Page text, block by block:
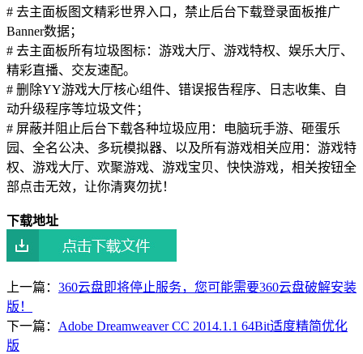
# 去主面板图文精彩世界入口，禁止后台下载登录面板推广
Banner数据；
# 去主面板所有垃圾图标：游戏大厅、游戏特权、娱乐大厅、
精彩直播、交友速配。
# 删除YY游戏大厅核心组件、错误报告程序、日志收集、自
动升级程序等垃圾文件；
# 屏蔽并阻止后台下载各种垃圾应用：电脑玩手游、砸蛋乐
园、全名公决、多玩模拟器、以及所有游戏相关应用：游戏特
权、游戏大厅、欢聚游戏、游戏宝贝、快快游戏，相关按钮全
部点击无效，让你清爽勿扰！
下载地址
上一篇： 360云盘即将停止服务，您可能需要360云盘破解安装
版！
下一篇： Adobe Dreamweaver CC 2014.1.1 64Bit适度精简优化
版